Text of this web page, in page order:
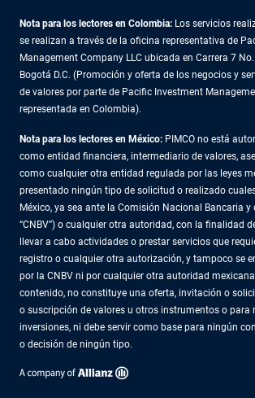
Nota para los lectores en Colombia: Los servicios
se realizan a través de la oficina representativa de
Management Company LLC ubicada en Carrera 7
Bogotá D.C. (Promoción y oferta de los negocios y
de valores por parte de Pacific Investment
representada en Colombia).
Nota para los lectores en México: PIMCO no está
como entidad financiera, intermediario de valores,
como cualquier otra entidad regulada por las leyes
presentado ningún tipo de solicitud o realizado
México, ya sea ante la Comisión Nacional Bancaria y
“CNBV”) o cualquier otra autoridad, con la finalidad
llevar a cabo actividades o prestar servicios que
registro o cualquier otra autorización, y tampoco se
por la CNBV ni por cualquier otra autoridad
contenido, no constituye una oferta, invitación o
o suscripción de valores u otros instrumentos o para
inversiones, ni debe servir como base para ningún
o decisión de ningún tipo.